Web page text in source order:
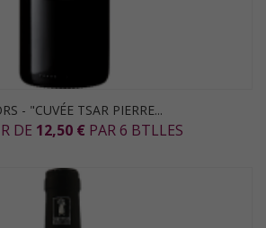
- "CUVÉE TSAR PIERRE...
DE 12,50 € PAR 6 BTLLES